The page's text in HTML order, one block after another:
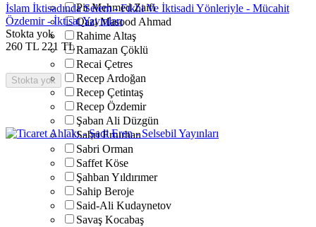
Pir Mehmed Zaifi
Qazi Masood Ahmad
Rahime Altaş
Ramazan Çöklü
Recai Çetres
Recep Ardoğan
Recep Çetintaş
Recep Özdemir
Şaban Ali Düzgün
Sabri Erturhan
Sabri Orman
Saffet Köse
Şahban Yıldırımer
Sahip Beroje
Said-Ali Kudaynetov
Savaş Kocabaş
İslam İktisadında Selem - Fıkhi Ve İktisadi Yönleriyle - Mücahit
Özdemir - İktisat Yayınları
Stokta yok
260 TL 221 TL
Stokta yok